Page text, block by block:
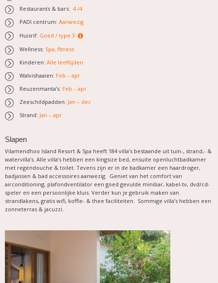
Restaurants & bars: 4 /4
PADI centrum: Aanwezig
Huisrif: Goed / type 3
Wellness: Spa, fitness
Kinderen: Alle leeftijden
Walvishaaien: Feb – apr
Reuzenmanta’s: Feb – apr
Zeeschildpadden: Jan – dec
Strand: Jan – apr
Slapen
Vilamendhoo Island Resort & Spa heeft 184 villa’s bestaande uit tuin-, strand,- &
watervilla’s. Alle villa’s hebben een kingsize bed, ensuite openluchtbadkamer
met regendouche & toilet. Tevens zijn er in de badkamer een haardroger,
badjassen & bad accessoires aanwezig. Geniet van het comfort van
airconditioning, plafondventilator een goed gevulde minibar, kabel-tv, dvd/cd-
speler en een persoonlijke kluis. Verder kun je gebruik maken van
strandlakens, gratis wifi, koffie- & thee faciliteiten. Sommige villa’s hebben een
zonneterras & jacuzzi.